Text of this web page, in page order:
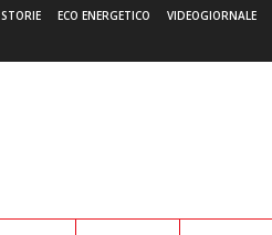
STORIE ECO ENERGETICO VIDEOGIORNALE